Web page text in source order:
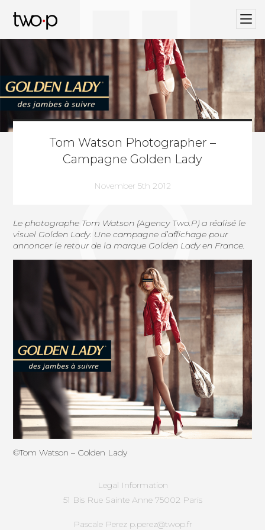
Tom Watson Photographer –
Campagne Golden Lady
November 5th 2012
Le photographe Tom Watson (Agency Two.P) a réalisé le
visuel Golden Lady. Une campagne d’affichage pour
annoncer le retour de la marque Golden Ladyen France.
©Tom Watson – Golden Lady
BLOG
Legal Information
51 Bis Rue Sainte Anne 75002 Paris
Pascale Perez p.perez@twop.fr